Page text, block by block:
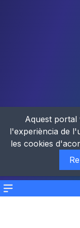
Menu
Aquest
l'experiència de
les cookies